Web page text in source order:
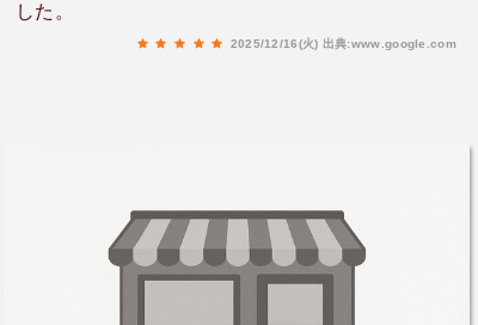
した。
2025/12/16(火) 出典:www.google.com